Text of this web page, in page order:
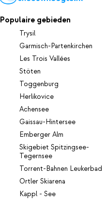
Populaire gebieden
Trysil
Garmisch-Partenkirchen
Les Trois Vallées
Stöten
Toggenburg
Herlikovice
Achensee
Gaissau-Hintersee
Emberger Alm
Skigebiet Spitzingsee-
Tegernsee
Torrent-Bahnen Leukerbad
Ortler Skiarena
Kappl - See